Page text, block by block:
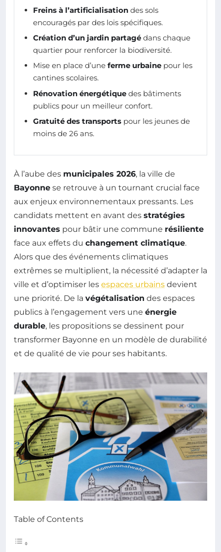
Freins à l’artificialisation des sols
encouragés par des lois spécifiques.
Création d’un jardin partagé dans chaque
quartier pour renforcer la biodiversité.
Mise en place d’une ferme urbaine pour les
cantines scolaires.
Rénovation énergétique des bâtiments
publics pour un meilleur confort.
Gratuité des transports pour les jeunes de
moins de 26 ans.
À l’aube des municipales 2026, la ville de
Bayonne se retrouve à un tournant crucial face
aux enjeux environnementaux pressants. Les
candidats mettent en avant des stratégies
innovantes pour bâtir une commune résiliente
face aux effets du changement climatique.
Alors que des événements climatiques
extrêmes se multiplient, la nécessité d’adapter la
ville et d’optimiser les espaces urbains devient
une priorité. De la végétalisation des espaces
publics à l’engagement vers une énergie
durable, les propositions se dessinent pour
transformer Bayonne en un modèle de durabilité
et de qualité de vie pour ses habitants.
Table of Contents